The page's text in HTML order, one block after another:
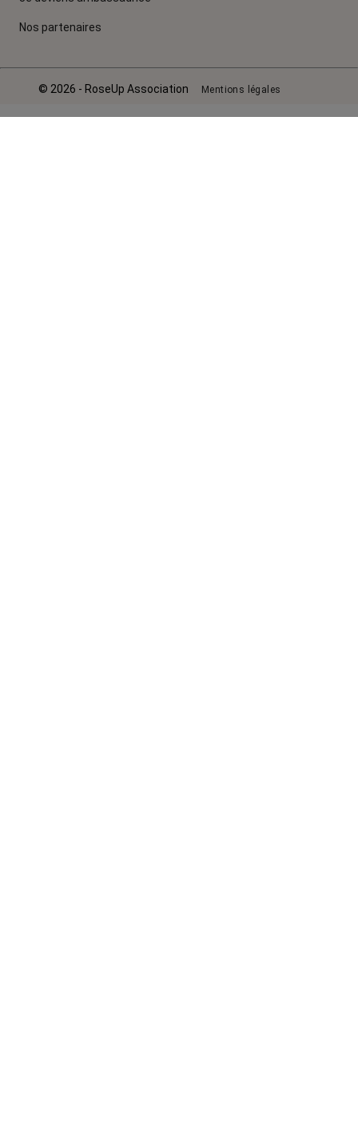
Nos partenaires
© 2026 - RoseUp Association Mentions légales